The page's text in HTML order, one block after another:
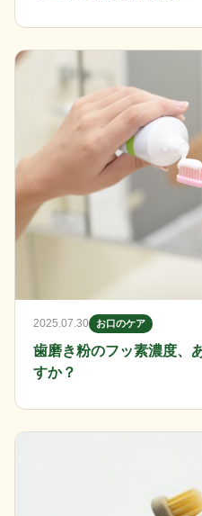
2025.07.30 お口のケア
歯磨き粉のフッ素濃度、
すか？